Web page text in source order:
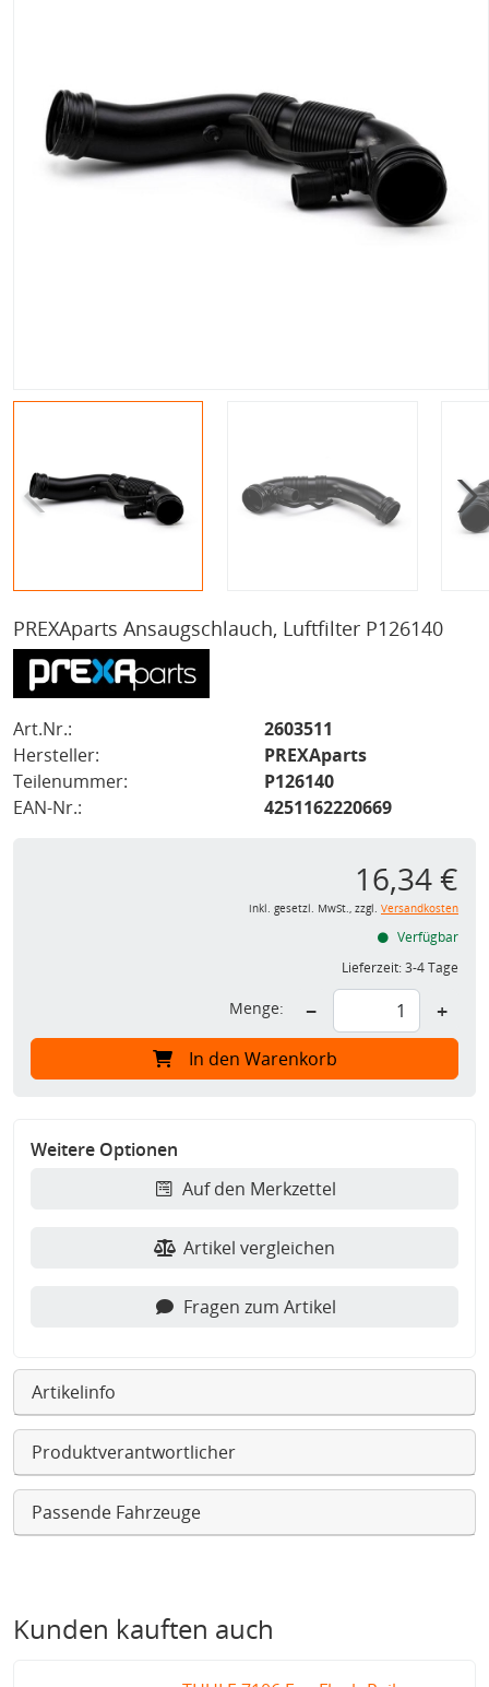
PREXAparts Ansaugschlauch, Luftfilter P126140
Art.Nr.:
2603511
Hersteller:
PREXAparts
Teilenummer:
P126140
EAN-Nr.:
4251162220669
16,34 €
inkl. gesetzl. MwSt., zzgl. Versandkosten
Verfügbar
Lieferzeit:3-4 Tage
Menge: − +
In den Warenkorb
Weitere Optionen
Auf den Merkzettel
Artikel vergleichen
Fragen zum Artikel
Artikelinfo
Produktverantwortlicher
Passende Fahrzeuge
Kunden kauften auch